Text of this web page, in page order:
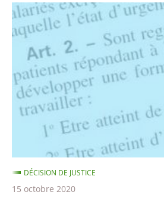
Provence
Suspension
des
nouveaux
critères
de
vulnérabilité
au
ouvrant
droit
au
DÉCISION DE JUSTICE
15 octobre 2020